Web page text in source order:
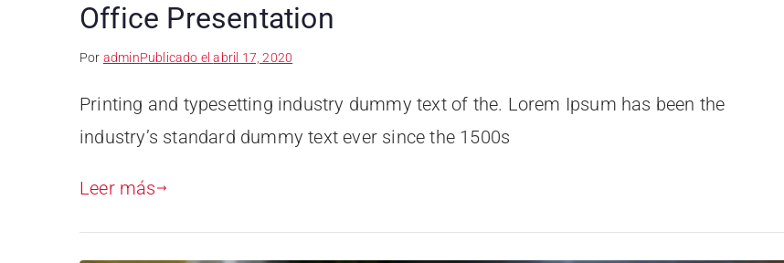
Office Presentation
Por adminPublicado elabril 17, 2020
Printing and typesetting industry dummy text of the. Lorem Ipsum has been the
industry’s standard dummy text ever since the 1500s
Leer más